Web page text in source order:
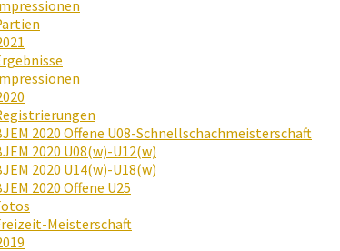
2020 Offene U08-Schnellschachmeisterschaft
2020 U08(w)-U12(w)
2020 U14(w)-U18(w)
2020 Offene U25
Meisterschaft